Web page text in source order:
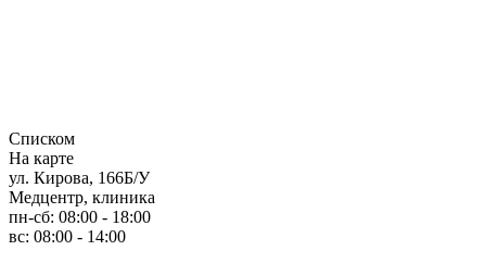
Списком
На карте
ул. Кирова, 166Б/У
Медцентр, клиника
пн-сб: 08:00 - 18:00
вс: 08:00 - 14:00